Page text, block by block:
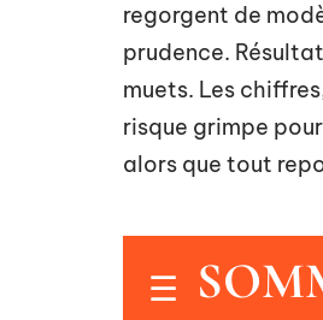
regorgent de
prudence.
muets. Les
risque grimpe
alors que tout